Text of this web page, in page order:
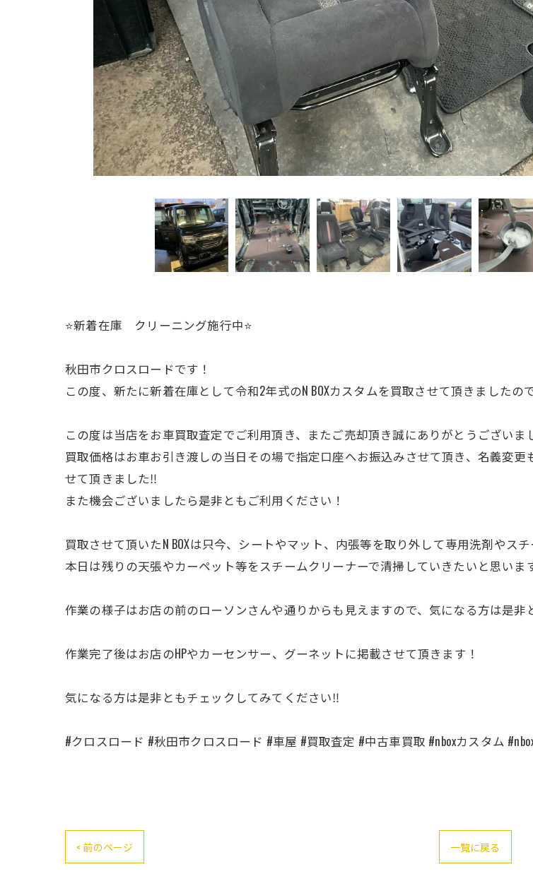
⭐️新着在庫 クリーニング施行中⭐️
秋田市クロスロードです！
この度、新たに新着在庫として令和2年式のN BOXカスタムを買取させて頂きました
この度は当店をお車買取査定でご利用頂き、またご売却頂き誠にありがとうございま
買取価格はお車お引き渡しの当日その場で指定口座へお振込みさせて頂き、名義変
せて頂きました‼️
また機会ございましたら是非ともご利用ください！
買取させて頂いたN BOXは只今、シートやマット、内張等を取り外して専用洗剤やス
本日は残りの天張やカーペット等をスチームクリーナーで清掃していきたいと思いま
作業の様子はお店の前のローソンさんや通りからも見えますので、気になる方は是非
作業完了後はお店のHPやカーセンサー、グーネットに掲載させて頂きます！
気になる方は是非ともチェックしてみてください‼️
#クロスロード #秋田市クロスロード #車屋 #買取査定 #中古車買取 #nboxカスタム
< 前のページ 一覧に戻る